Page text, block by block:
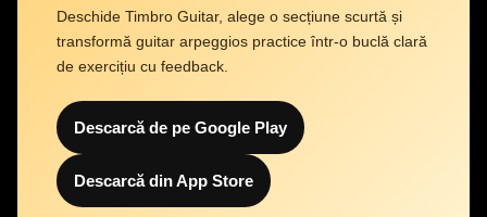
Deschide Timbro Guitar, alege o secțiune scurtă și
transformă guitar arpeggios practice într-o buclă clară
de exercițiu cu feedback.
Descarcă de pe Google Play
Descarcă din App Store